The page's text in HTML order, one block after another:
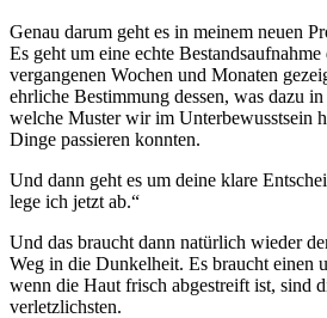
Genau darum geht es in meinem neuen
Es geht um eine echte
vergangenen Wochen und Monaten
ehrliche Bestimmung dessen, was dazu
welche Muster wir im Unterbewusstsein
Dinge passieren konnten.
Und dann geht es um deine klare
lege ich jetzt ab.“
Und das braucht dann natürlich wieder
Weg in die Dunkelheit. Es braucht einen
wenn die Haut frisch abgestreift ist, sind
verletzlichsten.